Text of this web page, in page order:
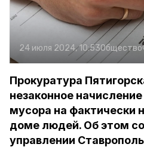
24 июля 2024, 10:53Общество
Прокуратура
незаконное
мусора на фактически
доме людей. Об этом
управлении